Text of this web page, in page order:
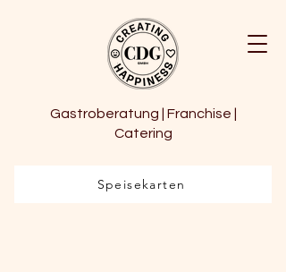
Gastroberatung | Franchise |
Catering
Speisekarten